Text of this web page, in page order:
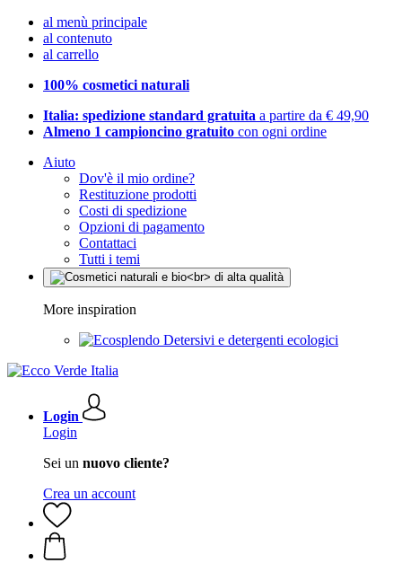
al menù principale
al contenuto
al carrello
100% cosmetici naturali
Italia: spedizione standard gratuita a partire da € 49,90
Almeno 1 campioncino gratuito con ogni ordine
Aiuto
Dov'è il mio ordine?
Restituzione prodotti
Costi di spedizione
Opzioni di pagamento
Contattaci
Tutti i temi
More inspiration
Detersivi e detergenti ecologici
Login
Login
Sei un nuovo cliente?
Crea un account